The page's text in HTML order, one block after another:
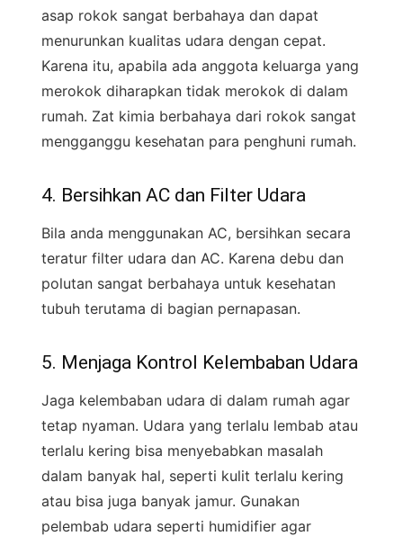
asap rokok sangat berbahaya dan dapat
menurunkan kualitas udara dengan cepat.
Karena itu, apabila ada anggota keluarga yang
merokok diharapkan tidak merokok di dalam
rumah. Zat kimia berbahaya dari rokok sangat
mengganggu kesehatan para penghuni rumah.
4. Bersihkan AC dan Filter Udara
Bila anda menggunakan AC, bersihkan secara
teratur filter udara dan AC. Karena debu dan
polutan sangat berbahaya untuk kesehatan
tubuh terutama di bagian pernapasan.
5. Menjaga Kontrol Kelembaban Udara
Jaga kelembaban udara di dalam rumah agar
tetap nyaman. Udara yang terlalu lembab atau
terlalu kering bisa menyebabkan masalah
dalam banyak hal, seperti kulit terlalu kering
atau bisa juga banyak jamur. Gunakan
pelembab udara seperti humidifier agar